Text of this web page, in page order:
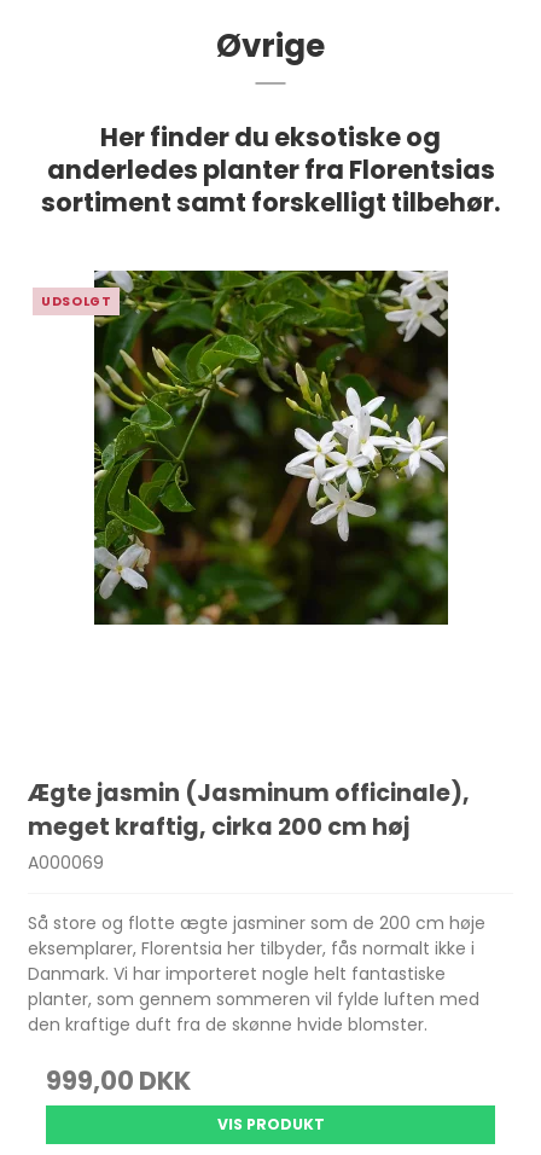
Øvrige
Her finder du eksotiske og
anderledes planter fra Florentsias
sortiment samt forskelligt tilbehør.
UDSOLGT
Ægte jasmin (Jasminum officinale),
meget kraftig, cirka 200 cm høj
A000069
Så store og flotte ægte jasminer som de 200 cm høje
eksemplarer, Florentsia her tilbyder, fås normalt ikke i
Danmark. Vi har importeret nogle helt fantastiske
planter, som gennem sommeren vil fylde luften med
den kraftige duft fra de skønne hvide blomster.
999,00 DKK
VIS PRODUKT